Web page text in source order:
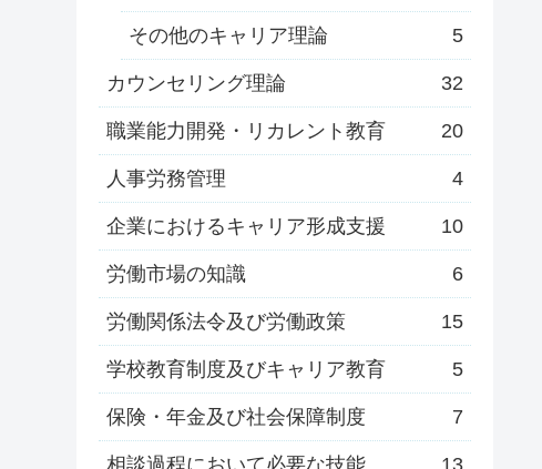
その他のキャリア理論 5
カウンセリング理論 32
職業能力開発・リカレント教育 20
人事労務管理 4
企業におけるキャリア形成支援 10
労働市場の知識 6
労働関係法令及び労働政策 15
学校教育制度及びキャリア教育 5
保険・年金及び社会保障制度 7
相談過程において必要な技能 13